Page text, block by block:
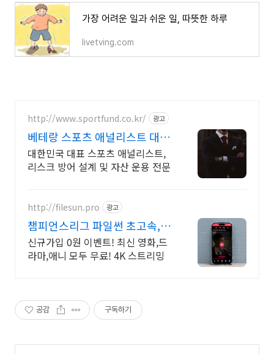
가장 어려운 일과 쉬운 일, 따뜻한 하루
livetving.com
http://www.sportfund.co.kr/ 광고
베테랑 스포츠 애널리스트 대한
민국 1순위 전력 분석가
대한민국 대표 스포츠 애널리스트,
리스크 방어 설계 및 자산 운용 전문
http://filesun.pro 광고
챔피언스리그 파일썬 초고속,
4K 실시간 보기!
신규가입 0원 이벤트! 최신 영화,드
라마,애니 모두 무료! 4K 스트리밍
공감 구독하기